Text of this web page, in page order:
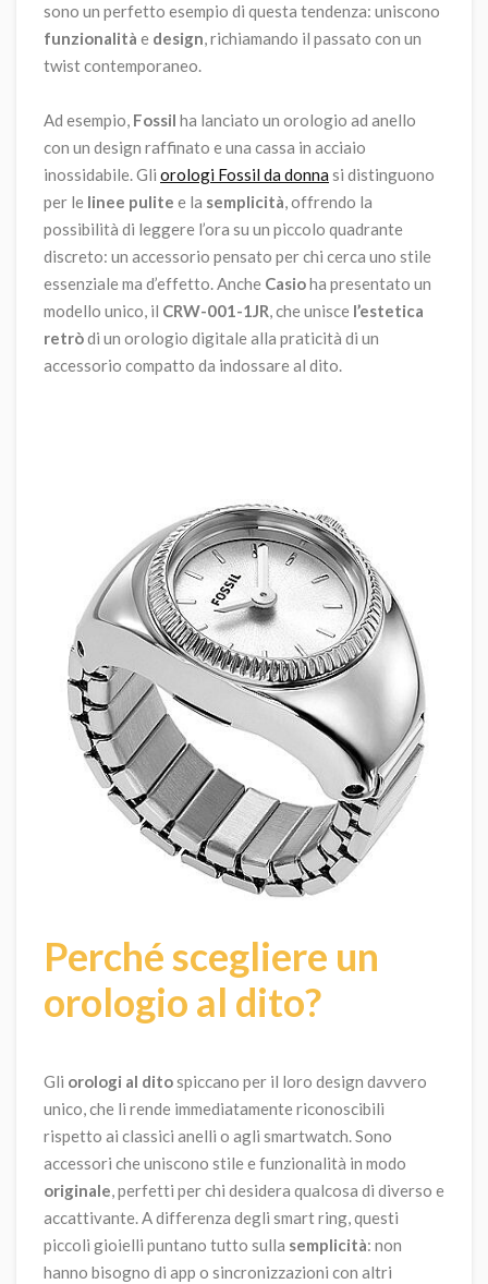
sono un perfetto esempio di questa tendenza: uniscono
funzionalità e design, richiamando il passato con un
twist contemporaneo.
Ad esempio, Fossil ha lanciato un orologio ad anello
con un design raffinato e una cassa in acciaio
inossidabile. Gli orologi Fossil da donna si distinguono
per le linee pulite e la semplicità, offrendo la
possibilità di leggere l’ora su un piccolo quadrante
discreto: un accessorio pensato per chi cerca uno stile
essenziale ma d’effetto.Anche Casioha presentato un
modello unico, il CRW-001-1JR, che unisce l’estetica
retròdi un orologio digitale alla praticità di un
accessorio compatto da indossare al dito.
Perché scegliere un
orologio al dito?
Gli orologi al ditospiccano per il loro design davvero
unico, che li rende immediatamente riconoscibili
rispetto ai classici anelli o agli smartwatch. Sono
accessori che uniscono stile e funzionalità in modo
originale, perfetti per chi desidera qualcosa di diverso e
accattivante. A differenza degli smart ring, questi
piccoli gioielli puntano tutto sulla semplicità: non
hanno bisogno di app o sincronizzazioni con altri